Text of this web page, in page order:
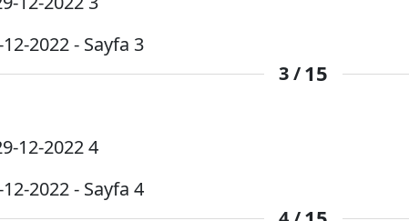
2022 - Sayfa 3
3 / 15
2022 - Sayfa 4